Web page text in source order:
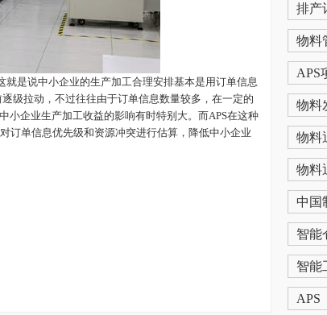
是说中小企业的生产加工合理安排基本是用订单信息
级拉动，不过往往由于订单信息数量较多，在一定的
小企业生产加工收益的影响有时特别大。而APS在这种
订单信息优先级和资源冲突进行估算，降低中小企业
排产
物料
APS
物料
物料
物料
中国
智能
智能
APS